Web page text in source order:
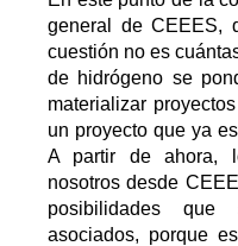
general de CEEES,
cuestión no es
de hidrógeno se
materializar
un proyecto que ya
A partir de ahora,
nosotros desde
posibilidades
asociados, porque